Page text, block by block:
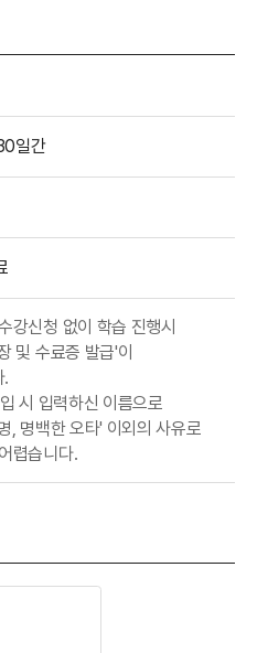
일간
강신청 없이 학습 진행시
및 수료증 발급'이
.
시 입력하신 이름으로
, 명백한 오타' 이외의 사유로
렵습니다.